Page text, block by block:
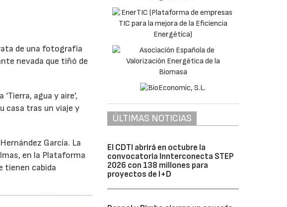
de una fotografía
nevada que tiñó de
agua y aire’,
casa tras un viaje y
García. La
en la Plataforma
tienen cabida
ÚLTIMAS NOTICIAS
El CDTI abrirá en octubre la
convocatoria Innterconecta STEP
2026 con 138 millones para
proyectos de I+D